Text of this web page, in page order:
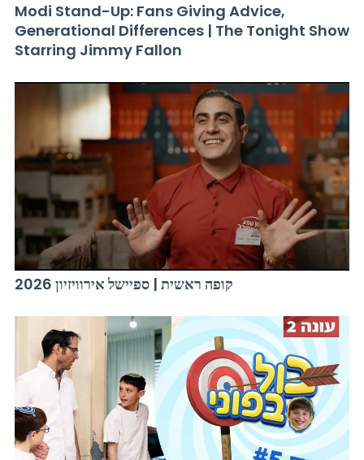
Modi Stand-Up: Fans Giving Advice,
Generational Differences | The Tonight Show
Starring Jimmy Fallon
קופה ראשית | ספיישל אירוויזיון 2026